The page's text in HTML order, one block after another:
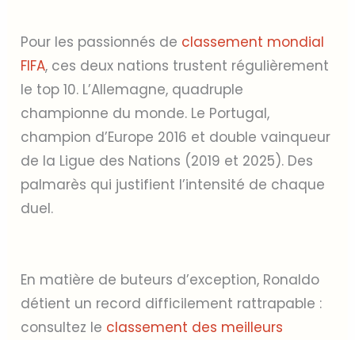
Pour les passionnés de classement mondial
FIFA, ces deux nations trustent régulièrement
le top 10. L’Allemagne, quadruple
championne du monde. Le Portugal,
champion d’Europe 2016 et double vainqueur
de la Ligue des Nations (2019 et 2025). Des
palmarès qui justifient l’intensité de chaque
duel.
En matière de buteurs d’exception, Ronaldo
détient un record difficilement rattrapable :
consultez le classement des meilleurs